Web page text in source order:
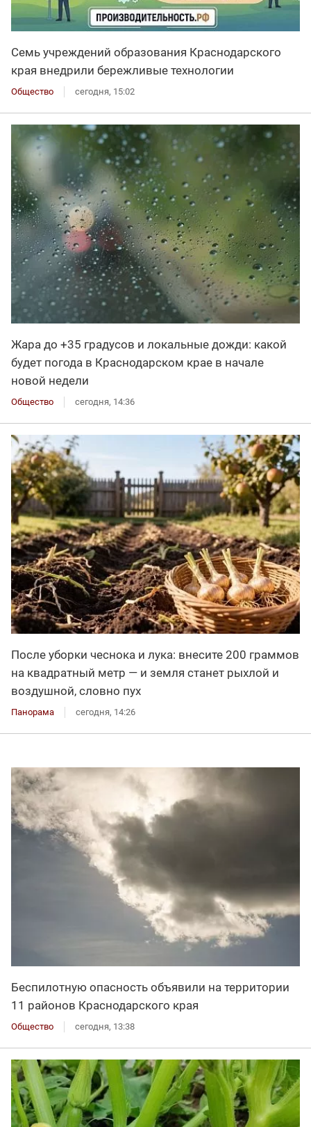
Семь учреждений образования Краснодарского
края внедрили бережливые технологии
Общество сегодня, 15:02
Жара до +35 градусов и локальные дожди: какой
будет погода в Краснодарском крае в начале
новой недели
Общество сегодня, 14:36
После уборки чеснока и лука: внесите 200 граммов
на квадратный метр — и земля станет рыхлой и
воздушной, словно пух
Панорама сегодня, 14:26
Беспилотную опасность объявили на территории
11 районов Краснодарского края
Общество сегодня, 13:38